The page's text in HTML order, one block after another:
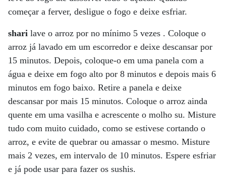
começar a ferver, desligue o fogo e deixe esfriar.
shari lave o arroz por no mínimo 5 vezes . Coloque o
arroz já lavado em um escorredor e deixe descansar por
15 minutos. Depois, coloque-o em uma panela com a
água e deixe em fogo alto por 8 minutos e depois mais 6
minutos em fogo baixo. Retire a panela e deixe
descansar por mais 15 minutos. Coloque o arroz ainda
quente em uma vasilha e acrescente o molho su. Misture
tudo com muito cuidado, como se estivese cortando o
arroz, e evite de quebrar ou amassar o mesmo. Misture
mais 2 vezes, em intervalo de 10 minutos. Espere esfriar
e já pode usar para fazer os sushis.